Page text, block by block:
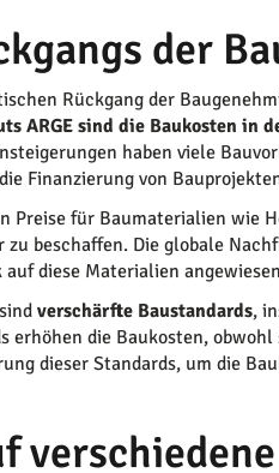
der
Rückgang der
ARGE sind die Baukosten in
haben viele
Finanzierung von
Preise für Baumaterialien wie
beschaffen. Die globale
diese Materialien
verschärfte Baustandards,
erhöhen die Baukosten,
dieser Standards, um die